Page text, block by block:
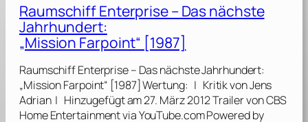
E
n
t
e
r
p
r
i
C
a
p
a
i
n
Raumschiff Enterprise – Das nächste
Jahrhundert:
„Mission Farpoint“ [1987]
Raumschiff Enterprise – Das nächste Jahrhundert:
„Mission Farpoint“ [1987] Wertung: | Kritik von Jens
Adrian | Hinzugefügt am 27. März 2012 Trailer von CBS
Home Entertainment via YouTube.com Powered by